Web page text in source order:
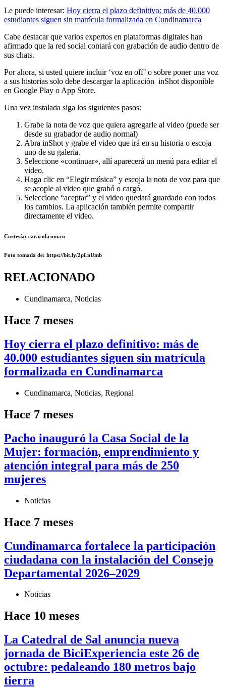
Le puede interesar: Hoy cierra el plazo definitivo: más de 40.000
estudiantes siguen sin matrícula formalizada en Cundinamarca
Cabe destacar que varios expertos en plataformas digitales han
afirmado que la red social contará con grabación de audio dentro de
sus chats.
Por ahora, si usted quiere incluir ‘voz en off’ o sobre poner una voz
a sus historias solo debe descargar la aplicación inShot disponible
en Google Play o App Store.
Una vez instalada siga los siguientes pasos:
Grabe la nota de voz que quiera agregarle al video (puede ser
desde su grabador de audio normal)
Abra inShot y grabe el video que irá en su historia o escoja
uno de su galería.
Seleccione «continuar», allí aparecerá un menú para editar el
video.
Haga clic en “Elegir música” y escoja la nota de voz para que
se acople al video que grabó o cargó.
Seleccione “aceptar” y el video quedará guardado con todos
los cambios. La aplicación también permite compartir
directamente el video.
Cortesía: caracol.com.co
Foto tomada de: https://bit.ly/2pLnUmb
RELACIONADO
Cundinamarca, Noticias
Hace 7 meses
Hoy cierra el plazo definitivo: más de
40.000 estudiantes siguen sin matrícula
formalizada en Cundinamarca
Cundinamarca, Noticias, Regional
Hace 7 meses
Pacho inauguró la Casa Social de la
Mujer: formación, emprendimiento y
atención integral para más de 250
mujeres
Noticias
Hace 7 meses
Cundinamarca fortalece la participación
ciudadana con la instalación del Consejo
Departamental 2026–2029
Noticias
Hace 10 meses
La Catedral de Sal anuncia nueva
jornada de BiciExperiencia este 26 de
octubre: pedaleando 180 metros bajo
tierra